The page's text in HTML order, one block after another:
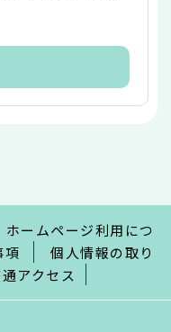
ホームページ利用につ
項
個人情報の取り
アクセス